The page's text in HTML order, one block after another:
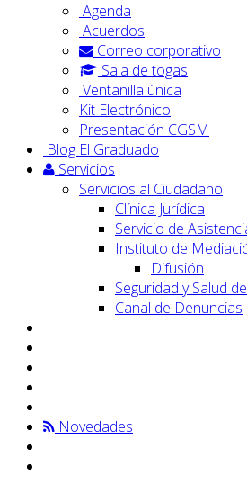
Agenda
Acuerdos
Correo corporativo
Sala de togas
Ventanilla única
Kit Electrónico
Presentación CGSM
Blog El Graduado
Servicios
Servicios al Ciudadano
Clínica Jurídica
Servicio de
Instituto de
Difusión
Seguridad y Salud
Canal de Denuncias
Novedades